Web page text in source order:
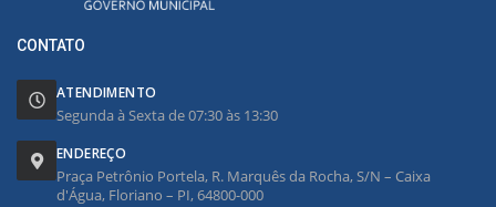
CONTATO
ATENDIMENTO
Segunda à Sexta de 07:30 às 13:30
ENDEREÇO
Praça Petrônio Portela, R. Marquês da Rocha, S/N – Caixa
d'Água, Floriano – PI, 64800-000